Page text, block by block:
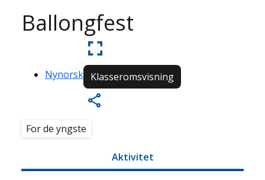
Ballongfest
Nynorsk Klasseromsvisning
For de yngste
Aktivitet